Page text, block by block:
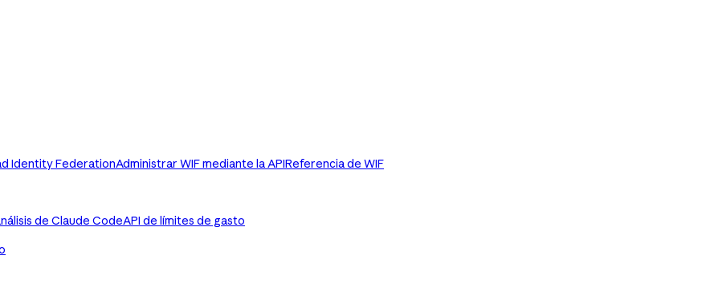
Identity FederationAdministrar WIF mediante la APIReferencia de WIF
de Claude CodeAPI de límites de gasto